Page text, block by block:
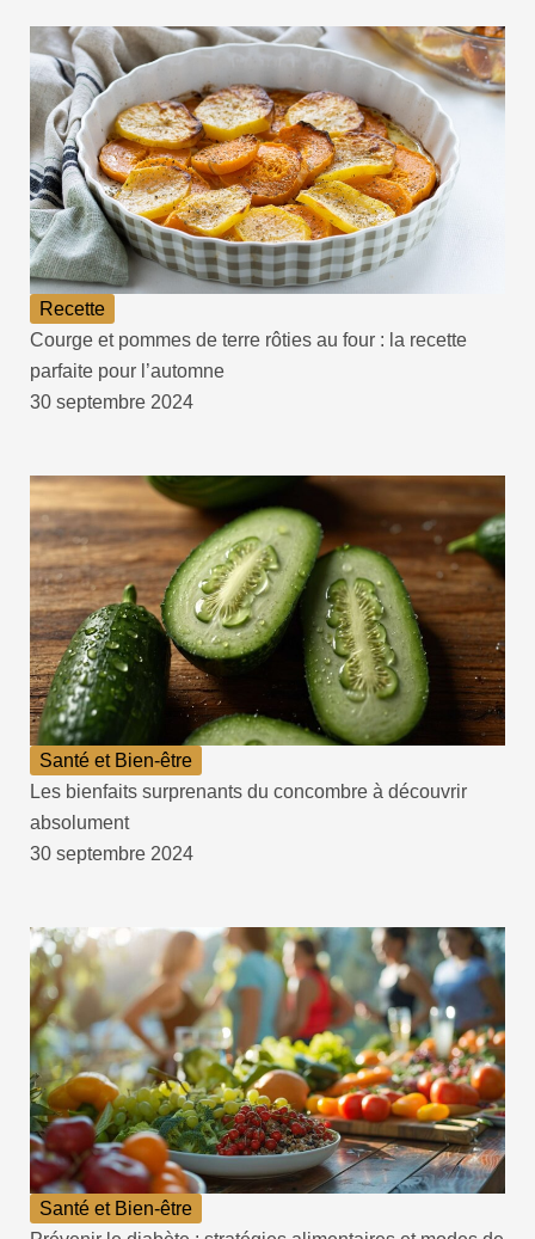
Recette
Courge et pommes de terre rôties au four : la recette
parfaite pour l’automne
30 septembre 2024
Santé et Bien-être
Les bienfaits surprenants du concombre à découvrir
absolument
30 septembre 2024
Santé et Bien-être